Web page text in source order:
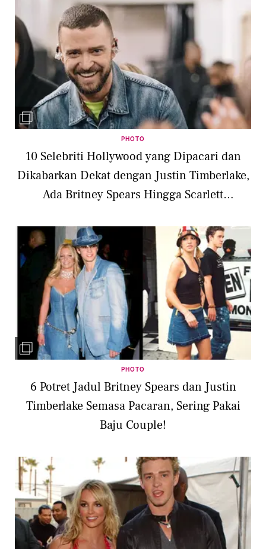
PHOTO
10 Selebriti Hollywood yang Dipacari dan
Dikabarkan Dekat dengan Justin Timberlake,
Ada Britney Spears Hingga Scarlett
PHOTO
6 Potret Jadul Britney Spears dan Justin
Timberlake Semasa Pacaran, Sering Pakai
Baju Couple!